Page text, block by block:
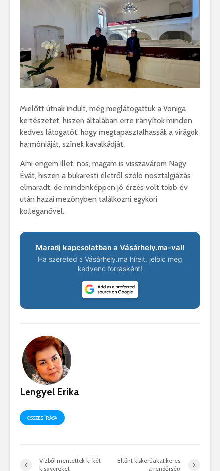
Mielőtt útnak indult, még meglátogattuk a Voniga
kertészetet, hiszen általában erre irányítok minden
kedves látogatót, hogy megtapasztalhassák a virágok
harmóniáját, színek kavalkádját.
Ami engem illet, nos, magam is visszavárom Nagy
Évát, hiszen a bukaresti életről szóló nosztalgiázás
elmaradt, de mindenképpen jó érzés volt több év
után hazai mezőnyben találkozni egykori
kolleganővel.
Maradj kapcsolatban a Vásárhely.ma-val!
Ha szereted a Vásárhely.ma híreit, jelöld meg
kedvenc forrásként!
Lengyel Erika
ÖSSZES ÍRÁSA
Vízből mentettek ki két
kisgyereket
Eltűnt kiskorúakat keres
a rendőrség